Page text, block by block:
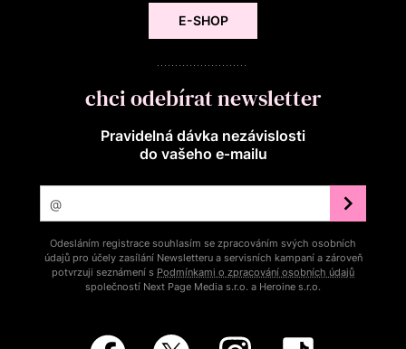
E-SHOP
chci odebírat newsletter
Pravidelná dávka nezávislosti
do vašeho e‑mailu
Odesláním registrace souhlasím se zpracováním svých osobních
údajů pro účely zasílání Newsletteru a servisních kampaní a zároveň
potvrzuji seznámení s Podmínkami o zpracování osobních údajů
společností Next Page Media s.r.o. a Heroine s.r.o.